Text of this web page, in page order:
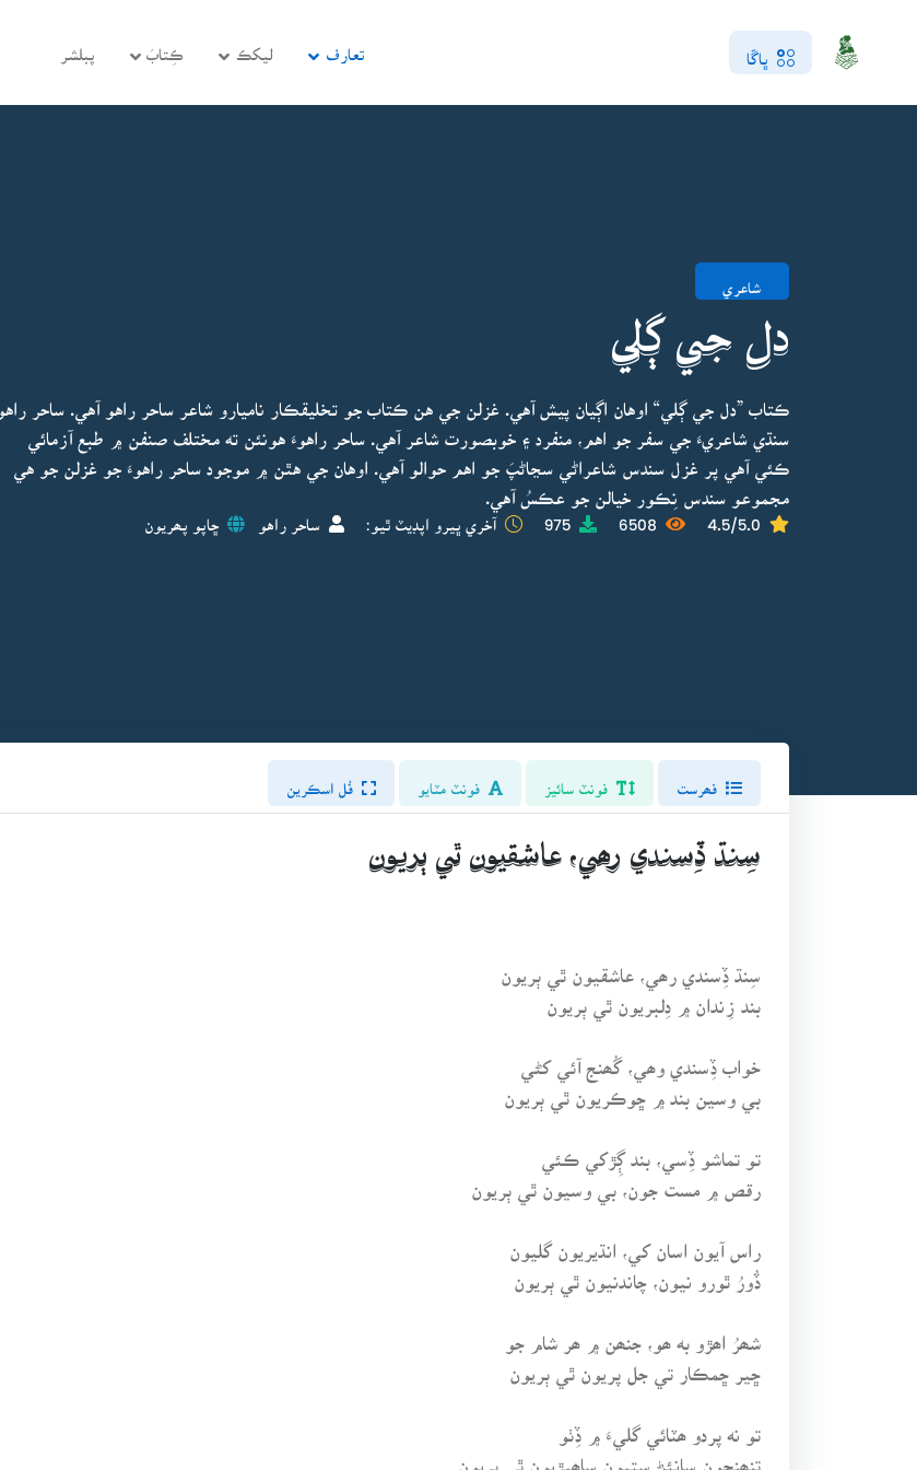
ڀاڱا تعارف ليکڪ ڪِتابَ پبلشر
شاعري
دل جي ڳلي
ڪتاب ”دل جي ڳلي“ اوهان اڳيان پيش آهي. غزلن جي هن ڪتاب جو تخليقڪار ناميارو شاعر ساحر راهو آهي. ساحر راهو
سنڌي شاعريءَ جي سفر جو اهم، منفرد ۽ خوبصورت شاعر آهي. ساحر راهوءَ هونئن ته مختلف صنفن ۾ طبع آزمائي
ڪئي آهي پر غزل سندس شاعراڻي سڃاڻپَ جو اهم حوالو آهي. اوهان جي هٿن ۾ موجود ساحر راهوءَ جو غزلن جو هي
مجموعو سندس نِڪور خيالن جو عڪسُ آهي.
4.5/5.0
6508
975 آخري ڀيرو اپڊيٽ ٿيو: ساحر راهو ڇاپو پھريون
فُل اسڪرين
سِنڌ ڏِسندي رھي، عاشقيون ٿي ٻريون
سِنڌ ڏِسندي رھي، عاشقيون ٿي ٻريون
بند زِندان ۾ دِلبريون ٿي ٻريون
خواب ڏِسندي وھي، گُھنج آئي کڻي
بي وسين بند ۾ ڇوڪريون ٿي ٻريون
تو تماشو ڏِسي، بند ڳِڙکي ڪئي
رقص ۾ مست جون، بي وسيون ٿي ٻريون
راس آيون اسان کي، انڌيريون گليون
ڏُورُ ٿورو نيون، چاندنيون ٿي ٻريون
شھرُ اھڙو به ھو، جنھن ۾ ھر شام جو
ڇير ڇمڪار تي جل پريون ٿي ٻريون
تو ﻧﻪ پردو ھٽائي گليءَ ۾ ڏِٺو
تنھنجون سانئڻ ستيون ساھيڙيون ٿي ٻريون